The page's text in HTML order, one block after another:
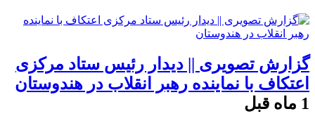
گزارش تصویری || دیدار رئیس ستاد مرکزی
اعتکاف با نماینده رهبر انقلاب در هندوستان
1 ماه قبل